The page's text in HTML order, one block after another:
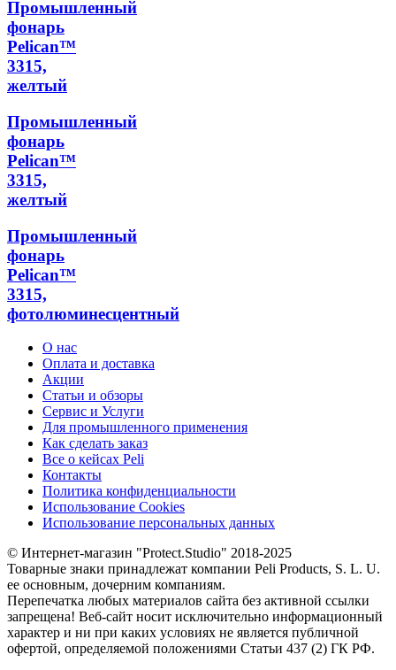
Промышленный
фонарь
Pelican™
3315,
желтый
Промышленный
фонарь
Pelican™
3315,
желтый
Промышленный
фонарь
Pelican™
3315,
фотолюминесцентный
О нас
Оплата и доставка
Акции
Статьи и обзоры
Сервис и Услуги
Для промышленного применения
Как сделать заказ
Все о кейсах Peli
Контакты
Политика конфиденциальности
Использование Cookies
Использование персональных данных
© Интернет-магазин "Protect.Studio" 2018-2025
Товарные знаки принадлежат компании Peli Products, S. L. U.
ее основным, дочерним компаниям.
Перепечатка любых материалов сайта без активной ссылки
запрещена! Веб-сайт носит исключительно информационный
характер и ни при каких условиях не является публичной
офертой, определяемой положениями Статьи 437 (2) ГК РФ.